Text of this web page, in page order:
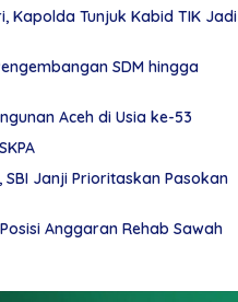
Kapolda Tunjuk Kabid TIK Jadi
SDM hingga
Aceh di Usia ke-53
Janji Prioritaskan Pasokan
Anggaran Rehab Sawah